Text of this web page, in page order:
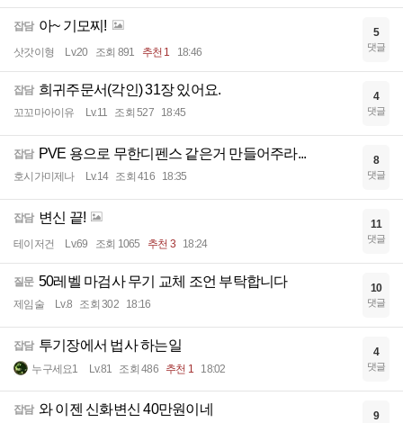
잡담 아~ 기모찌!
삿갓이형 Lv.20 조회 891 추천 1 18:46
5
댓글
잡담 희귀주문서(각인) 31장 있어요.
꼬꼬마아이유 Lv.11 조회 527 18:45
4
댓글
잡담 PVE 용으로 무한디펜스 같은거 만들어주라...
호시가미제나 Lv.14 조회 416 18:35
8
댓글
잡담 변신 끝!
테이저건 Lv.69 조회 1065 추천 3 18:24
11
댓글
질문 50레벨 마검사 무기 교체 조언 부탁합니다
제임술 Lv.8 조회 302 18:16
10
댓글
잡담 투기장에서 법사 하는일
누구세요1 Lv.81 조회 486 추천 1 18:02
4
댓글
잡담 와 이젠 신화변신 40만원이네 9